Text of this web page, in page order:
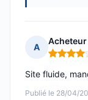
A
Note : 4
Publié le 28/04/
Site fluide,